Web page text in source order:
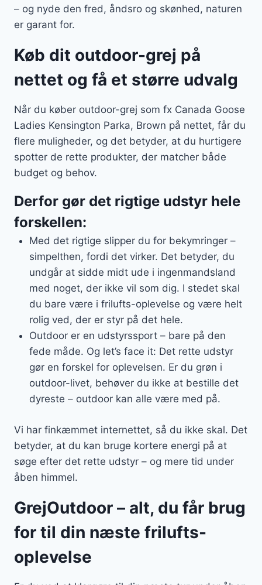
– og nyde den fred, åndsro og skønhed, naturen
er garant for.
Køb dit outdoor-grej på
nettet og få et større udvalg
Når du køber outdoor-grej som fx Canada Goose
Ladies Kensington Parka, Brown på nettet, får du
flere muligheder, og det betyder, at du hurtigere
spotter de rette produkter, der matcher både
budget og behov.
Derfor gør det rigtige udstyr hele
forskellen:
Med det rigtige slipper du for bekymringer –
simpelthen, fordi det virker. Det betyder, du
undgår at sidde midt ude i ingenmandsland
med noget, der ikke vil som dig. I stedet skal
du bare være i frilufts-oplevelse og være helt
rolig ved, der er styr på det hele.
Outdoor er en udstyrssport – bare på den
fede måde. Og let’s face it: Det rette udstyr
gør en forskel for oplevelsen. Er du grøn i
outdoor-livet, behøver du ikke at bestille det
dyreste – outdoor kan alle være med på.
Vi har finkæmmet internettet, så du ikke skal. Det
betyder, at du kan bruge kortere energi på at
søge efter det rette udstyr – og mere tid under
åben himmel.
GrejOutdoor – alt, du får brug
for til din næste frilufts-
oplevelse